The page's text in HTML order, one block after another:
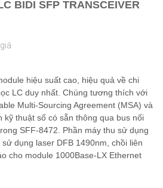
BIDI SFP TRANSCEIVER
hiệu suất cao, hiệu quả về chi
LC duy nhất. Chúng tương thích với
Multi-Sourcing Agreement (MSA) và
kỹ thuật số có sẵn thông qua bus nối
SFF-8472. Phần máy thu sử dụng
dụng laser DFB 1490nm, chồi liên
cho module 1000Base-LX Ethernet